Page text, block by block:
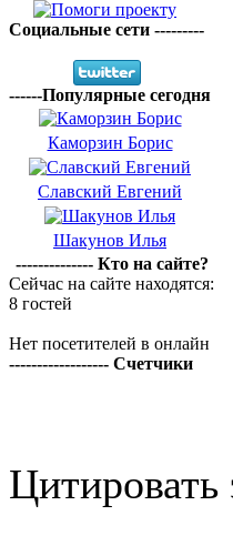
Социальные сети ---------
------Популярные сегодня
Каморзин Борис
Славский Евгений
Шакунов Илья
-------------- Кто на сайте?
Сейчас на сайте находятся:
8 гостей
Нет посетителей в онлайн
------------------ Счетчики
Цитировать